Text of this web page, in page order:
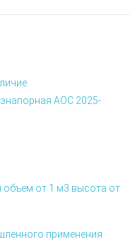
АОС 2025-
объем от 1 м3 высота от
применения